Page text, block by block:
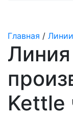
Главная / Линии
Kettle